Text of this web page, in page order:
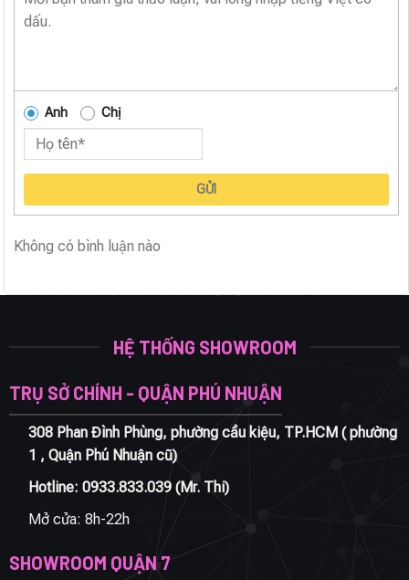
Anh Chị
GỬI
Không có bình luận nào
HỆ THỐNG SHOWROOM
TRỤ SỞ CHÍNH - QUẬN PHÚ NHUẬN
308 Phan Đình Phùng, phường cầu kiệu, TP.HCM ( phường
1 , Quận Phú Nhuận cũ)
Hotline: 0933.833.039(Mr. Thi)
Mở cửa: 8h-22h
SHOWROOM QUẬN 7